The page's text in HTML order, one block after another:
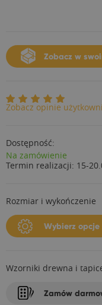
Zobacz w
Zobacz opinie
Dostępność:
Na zamówienie
Termin realizacji: 15-
Rozmiar i wykończenie
Wybierz opcje
Wzorniki drewna i
Zamów